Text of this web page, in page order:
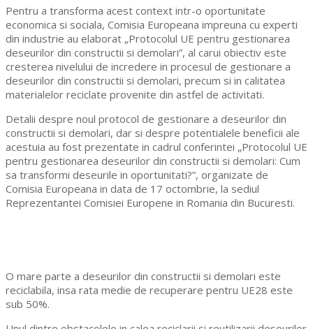
Pentru a transforma acest context intr-o oportunitate
economica si sociala, Comisia Europeana impreuna cu experti
din industrie au elaborat „Protocolul UE pentru gestionarea
deseurilor din constructii si demolari”, al carui obiectiv este
cresterea nivelului de incredere in procesul de gestionare a
deseurilor din constructii si demolari, precum si in calitatea
materialelor reciclate provenite din astfel de activitati.
Detalii despre noul protocol de gestionare a deseurilor din
constructii si demolari, dar si despre potentialele beneficii ale
acestuia au fost prezentate in cadrul conferintei „Protocolul UE
pentru gestionarea deseurilor din constructii si demolari: Cum
sa transformi deseurile in oportunitati?”, organizate de
Comisia Europeana in data de 17 octombrie, la sediul
Reprezentantei Comisiei Europene in Romania din Bucuresti.
O mare parte a deseurilor din constructii si demolari este
reciclabila, insa rata medie de recuperare pentru UE28 este
sub 50%.